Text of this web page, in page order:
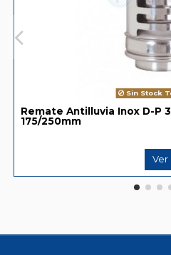
Sin Stock
Remate Antilluvia Inox D-P
175/250mm
Ver